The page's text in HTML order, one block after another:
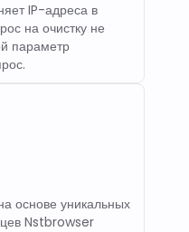
IP-адреса в
на очистку не
параметр
основе уникальных
Nstbrowser